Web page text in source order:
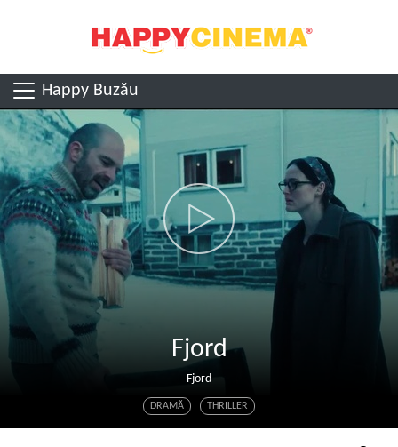
Happy Buzău
Fjord
Fjord
DRAMĂ THRILLER